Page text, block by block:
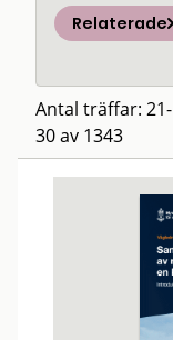
Relaterade
Antal träffar: 21-
30 av 1343